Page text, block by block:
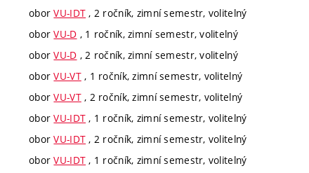
oborVU-IDT , 2 ročník, zimní semestr, volitelný
oborVU-D , 1 ročník, zimní semestr, volitelný
oborVU-D , 2 ročník, zimní semestr, volitelný
oborVU-VT, 1 ročník, zimní semestr, volitelný
oborVU-VT, 2 ročník, zimní semestr, volitelný
oborVU-IDT , 1 ročník, zimní semestr, volitelný
oborVU-IDT , 2 ročník, zimní semestr, volitelný
oborVU-IDT , 1 ročník, zimní semestr, volitelný